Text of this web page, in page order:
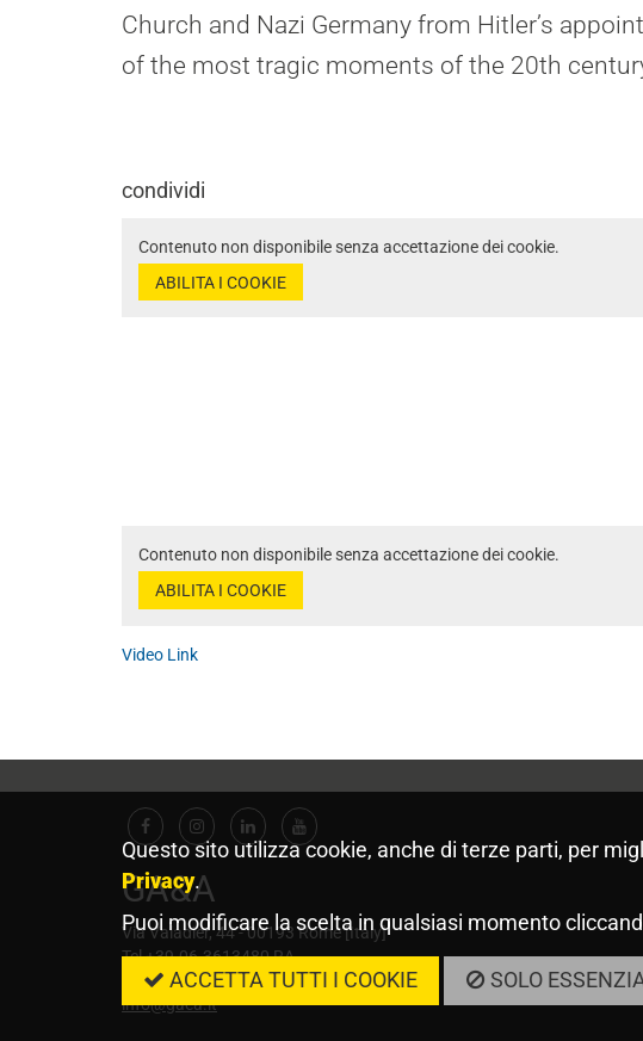
Church and Nazi Germany from Hitler’s
of the most tragic moments of the 20th
condividi
Contenuto non disponibile senza accettazione dei cookie.
ABILITA I COOKIE
Contenuto non disponibile senza accettazione dei cookie.
ABILITA I COOKIE
Video Link
FacebookInstagramLinkedinYoutube
GA&A
Via Valadier, 44 - 00193 Rome [Italy]
Tel +39.06.3613480 RA
VAT: IT05203651004
info@gaea.it
Questo sito utilizza cookie, anche di terze parti, per
Privacy.
Puoi modificare la scelta in qualsiasi momento
ACCETTA TUTTI I COOKIE SOLO